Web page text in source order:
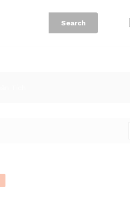
Search